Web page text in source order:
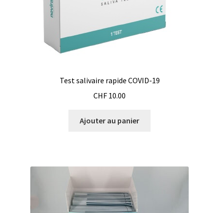
Automation avec Labvision
Automatisation avec Lea
Blocs thermostatés
Test salivaire rapide COVID-19
CHF 10.00
Ajouter au panier